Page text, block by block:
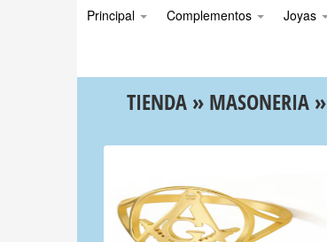
Principal Complementos Joyas
TIENDA » MASONERIA »